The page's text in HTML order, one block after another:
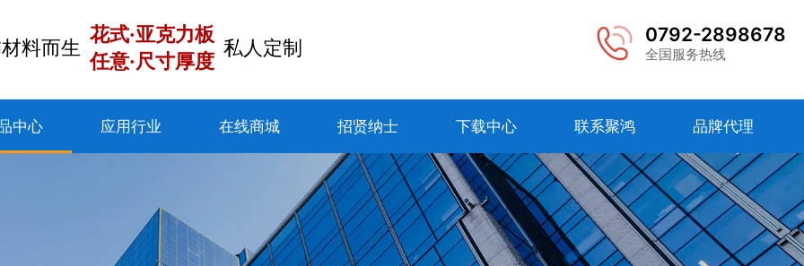
0792-2898678
全国服务热线
料而生
花式·亚克力板
任意·尺寸厚度
私人定制
中心 应用行业 在线商城 招贤纳士 下载中心 联系聚鸿 品牌代理